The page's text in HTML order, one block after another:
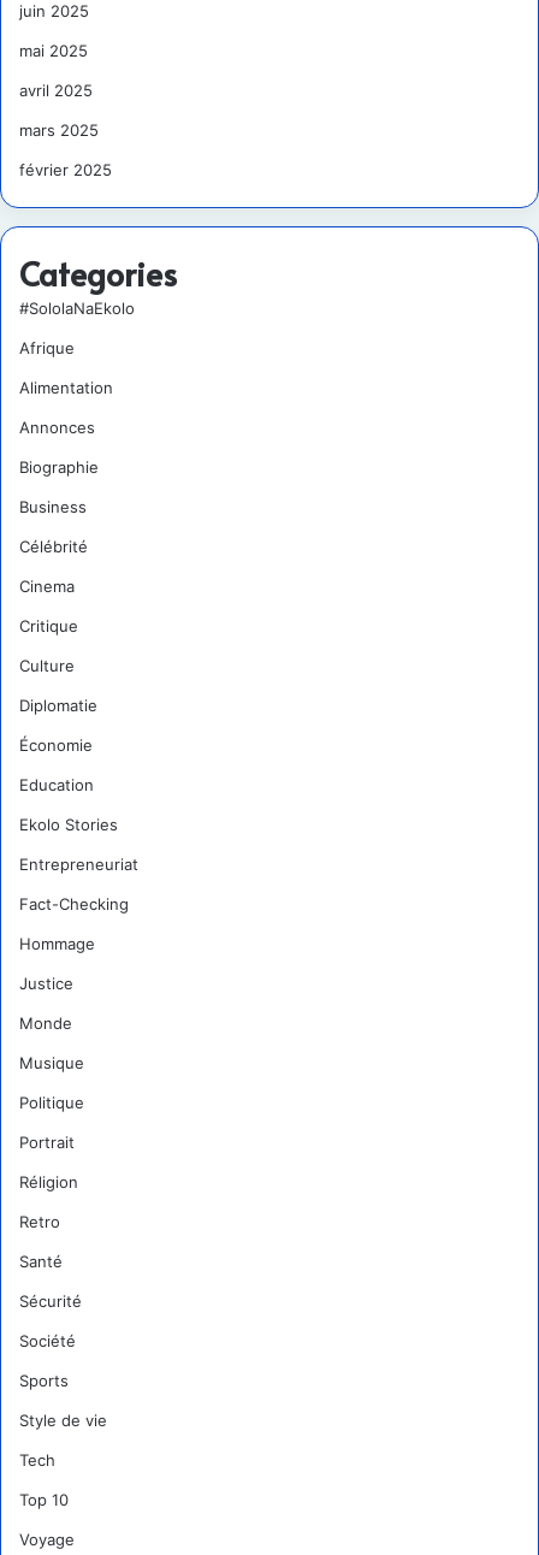
juin 2025
mai 2025
avril 2025
mars 2025
février 2025
Categories
#SololaNaEkolo
Afrique
Alimentation
Annonces
Biographie
Business
Célébrité
Cinema
Critique
Culture
Diplomatie
Économie
Education
Ekolo Stories
Entrepreneuriat
Fact-Checking
Hommage
Justice
Monde
Musique
Politique
Portrait
Réligion
Retro
Santé
Sécurité
Société
Sports
Style de vie
Tech
Top 10
Voyage